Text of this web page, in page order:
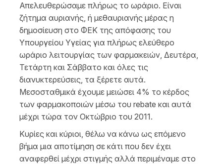
Απελευθερώσαμε πλήρως το ωράριο. Είναι
ζήτημα αυριανής, ή μεθαυριανής μέρας η
δημοσίευση στο ΦΕΚ της απόφασης του
Υπουργείου Υγείας για πλήρως ελεύθερο
ωράριο λειτουργίας των φαρμακειών, Δευτέρα,
Τετάρτη και Σάββατο και όλες τις
διανυκτερεύσεις, τα ξέρετε αυτά.
Μεσοσταθμικά έχουμε μειώσει 4% το κέρδος
των φαρμακοποιών μέσω του rebate και αυτά
μέχρι τώρα τον Οκτώβριο του 2011.
Κυρίες και κύριοι, θέλω να κάνω ως επόμενο
βήμα μια αποτίμηση σε κάτι που δεν έχει
αναφερθεί μέχρι στιγμής αλλά περιμέναμε στο